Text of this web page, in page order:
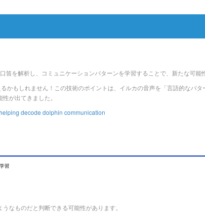
を解析し、コミュニケーションパターンを学習することで、新たな可能
かもしれません！この技術のポイントは、イルカの音声を「言語的なパ
が出てきました。
decode dolphin communication
習
なものだと判断できる可能性があります。